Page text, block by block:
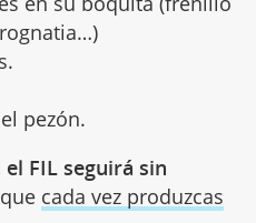
pezón.
el FIL seguirá sin
cada vez produzcas